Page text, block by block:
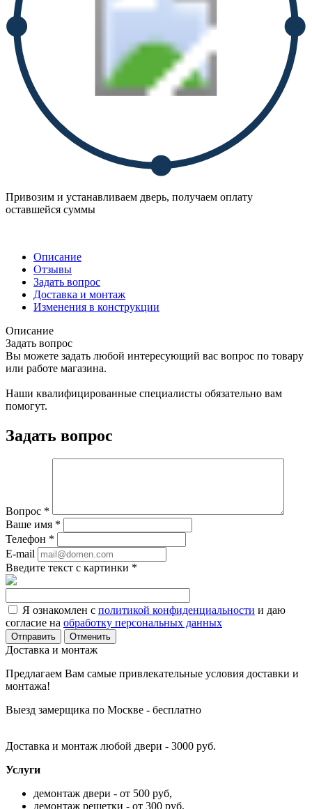
Привозим и устанавливаем дверь, получаем оплату
оставшейся суммы
Описание
Отзывы
Задать вопрос
Доставка и монтаж
Изменения в конструкции
Описание
Задать вопрос
Вы можете задать любой интересующий вас вопрос по товару
или работе магазина.
Наши квалифицированные специалисты обязательно вам
помогут.
Задать вопрос
Вопрос *
Ваше имя *
Телефон *
E-mail
Введите текст с картинки *
Я ознакомлен с политикой конфиденциальности и даю
согласие на обработку персональных данных
Отменить
Доставка и монтаж
Предлагаем Вам самые привлекательные условия доставки и
монтажа!
Выезд замерщика по Москве - бесплатно
Доставка и монтаж любой двери - 3000 руб.
Услуги
демонтаж двери - от 500 руб,
демонтаж решетки - от 300 руб,